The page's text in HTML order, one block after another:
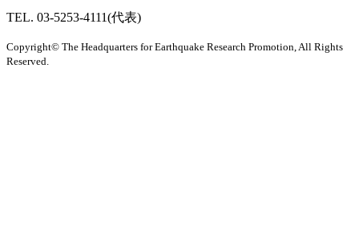
TEL. 03-5253-4111(代表)
Copyright© The Headquarters for Earthquake Research Promotion, All Rights
Reserved.